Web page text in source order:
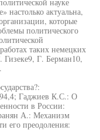
настолько актуальна,
которые
политического
таких немецких
Г. Берман10,
Гаджиев К.С.: О
в России:
А.: Механизм
его преодоления: